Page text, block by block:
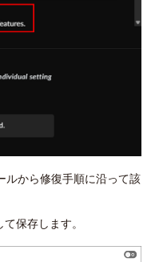
ルから修復手順に沿って該
保存します。